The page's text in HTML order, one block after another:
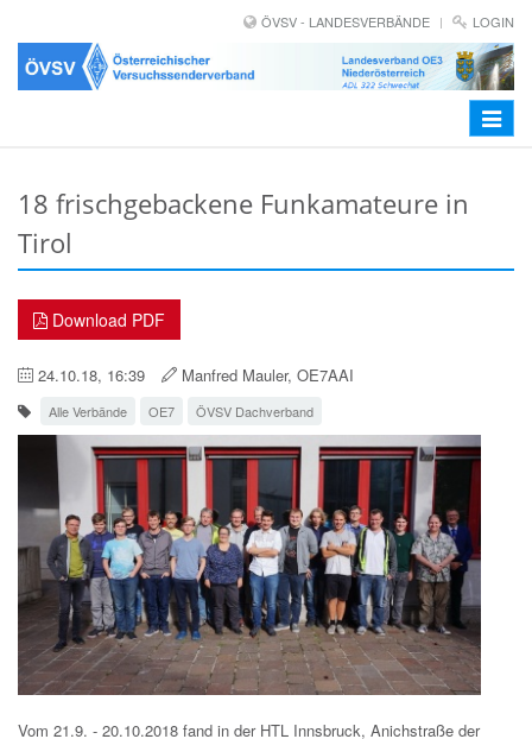
ÖVSV - LANDESVERBÄNDE LOGIN
Toggle
18 frischgebackene Funkamateure in
Tirol
Download PDF
24.10.18, 16:39 Manfred Mauler, OE7AAI
Alle Verbände OE7 ÖVSV Dachverband
Vom 21.9. - 20.10.2018 fand in der HTL Innsbruck, Anichstraße der